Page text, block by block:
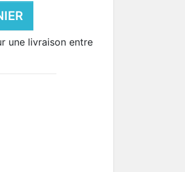
une livraison entre